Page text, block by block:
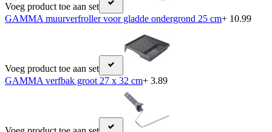
Voeg product toe aan set
GAMMA muurverfroller voor gladde ondergrond 25 cm+ 10.99
Voeg product toe aan set
GAMMA verfbak groot 27 x 32 cm+ 3.89